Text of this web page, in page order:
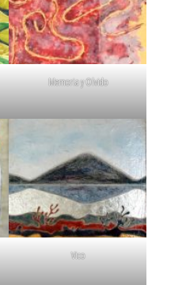
Memoria y Olvido
Vico